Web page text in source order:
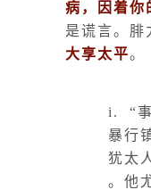
病，因着你
是谎言。腓
大享太平。
i. “
暴行
犹太
。他